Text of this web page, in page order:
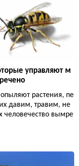
управляют м
растения, пе
давим, травим, не
человечество вымре